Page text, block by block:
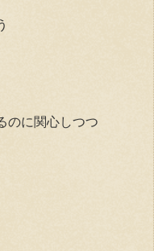
のに関心しつつ